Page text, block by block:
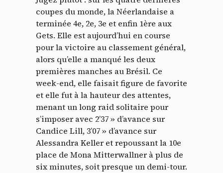
coupes du monde, la Néerlandaise a
terminée 4e, 2e, 3e et enfin 1ère aux
Gets. Elle est aujourd’hui en course
pour la victoire au classement général,
alors qu’elle a manqué les deux
premières manches au Brésil. Ce
week-end, elle faisait figure de favorite
et elle fut à la hauteur des attentes,
menant un long raid solitaire pour
s’imposer avec 2’37 » d’avance sur
Candice Lill, 3’07 » d’avance sur
Alessandra Keller et repoussant la 10e
place de Mona Mitterwallner à plus de
six minutes, soit presque un demi-tour.